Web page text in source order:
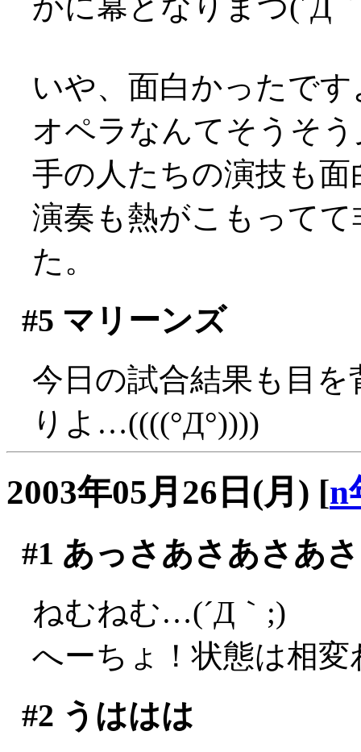
かに幕となりまつ(´Д
いや、面白かったです
オペラなんてそうそ
手の人たちの演技も
演奏も熱がこもって
た。
#5 マリーンズ
今日の試合結果も目
りよ…((((°Д°))))
2003年05月26日(月) [n
#1 あっさあさあさあ
ねむねむ…(´Д｀;)
へーちょ！状態は相
#2 うははは